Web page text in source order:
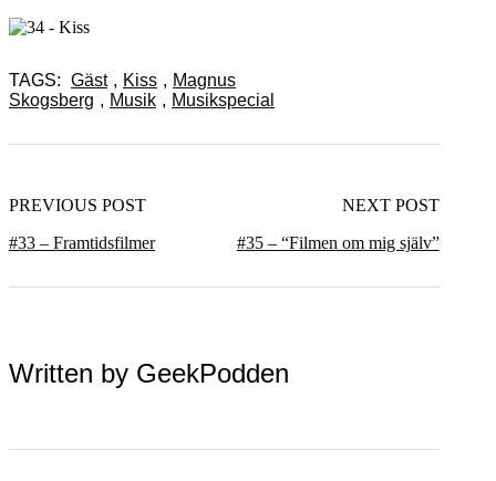
TAGS: Gäst , Kiss , Magnus
Skogsberg , Musik , Musikspecial
PREVIOUS POST
#33 – Framtidsfilmer
NEXT POST
#35 – “Filmen om mig själv”
Written by GeekPodden